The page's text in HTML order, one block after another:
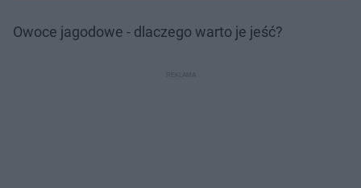
Owoce jagodowe - dlaczego warto je jeść?